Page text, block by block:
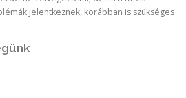
jelentkeznek, korábban is szükséges